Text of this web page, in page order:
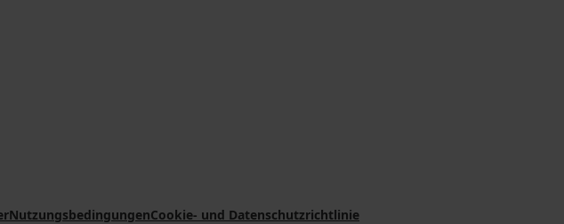
NutzungsbedingungenCookie- und Datenschutzrichtlinie